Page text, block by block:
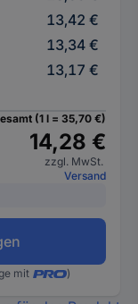
13,42 €
13,34 €
13,17 €
(1 l = 35,70 €)
14,28 €
zzgl. MwSt.
Versand
mit )